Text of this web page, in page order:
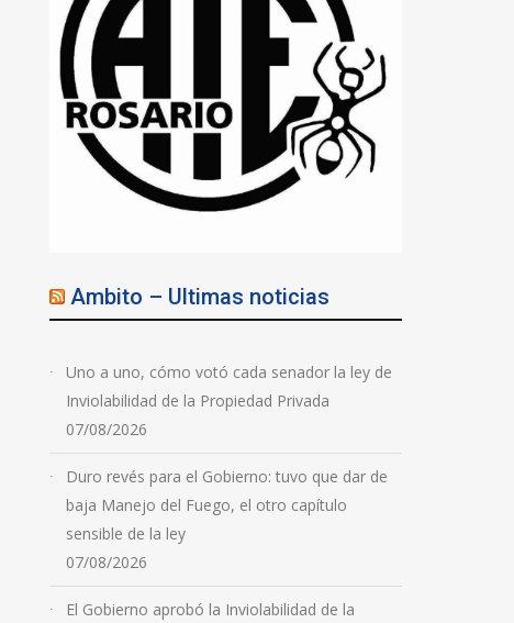
Ambito – Ultimas noticias
Uno a uno, cómo votó cada senador la ley de
Inviolabilidad de la Propiedad Privada
07/08/2026
Duro revés para el Gobierno: tuvo que dar de
baja Manejo del Fuego, el otro capítulo
sensible de la ley
07/08/2026
El Gobierno aprobó la Inviolabilidad de la